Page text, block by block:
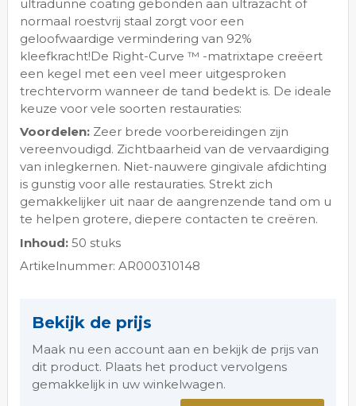
ultradunne coating gebonden aan ultrazacht of
normaal roestvrij staal zorgt voor een
geloofwaardige vermindering van 92%
kleefkracht!De Right-Curve ™ -matrixtape creëert
een kegel met een veel meer uitgesproken
trechtervorm wanneer de tand bedekt is. De ideale
keuze voor vele soorten restauraties:
Voordelen:Zeer brede voorbereidingen zijn
vereenvoudigd. Zichtbaarheid van de vervaardiging
van inlegkernen. Niet-nauwere gingivale afdichting
is gunstig voor alle restauraties. Strekt zich
gemakkelijker uit naar de aangrenzende tand om u
te helpen grotere, diepere contacten te creëren.
Inhoud:50 stuks
Artikelnummer: AR000310148
Bekijk de prijs
Maak nu een account aan en bekijk de prijs van
dit product. Plaats het product vervolgens
gemakkelijk in uw winkelwagen.